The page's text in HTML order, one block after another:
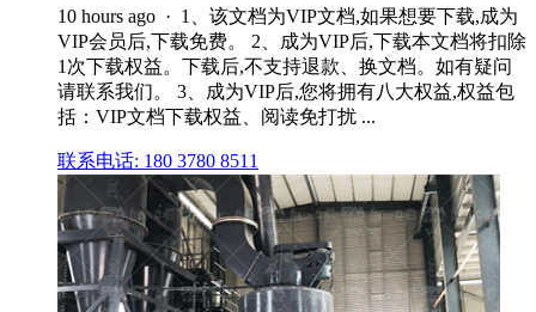
10 hours ago · 1、该文档为VIP文档,如果想要下载,成为
VIP会员后,下载免费。 2、成为VIP后,下载本文档将扣除
1次下载权益。下载后,不支持退款、换文档。如有疑问
请联系我们。 3、成为VIP后,您将拥有八大权益,权益包
括：VIP文档下载权益、阅读免打扰 ...
联系电话: 180 3780 8511